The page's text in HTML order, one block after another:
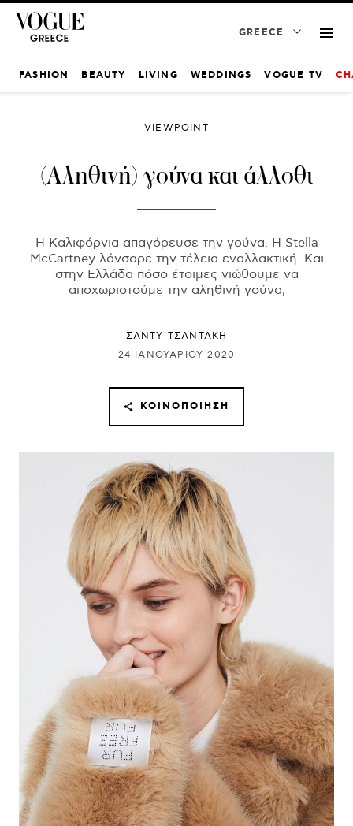
GREECE
FASHION BEAUTY LIVING WEDDINGS VOGUE TV
VIEWPOINT
(Αληθινή) γούνα και άλλοθι
Η Καλιφόρνια απαγόρευσε την γούνα. H Stella
McCartney λάνσαρε την τέλεια εναλλακτική. Και
στην Ελλάδα πόσο έτοιμες νιώθουμε να
αποχωριστούμε την αληθινή γούνα;
ΣΑΝΤΥ ΤΣΑΝΤΑΚΗ
24 ΙΑΝΟΥΑΡΊΟΥ 2020
ΚΟΙΝΟΠΟΊΗΣΗ